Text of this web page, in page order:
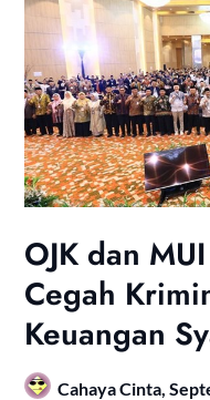
OJK dan
Cegah
Keuangan
Cahaya Cinta,